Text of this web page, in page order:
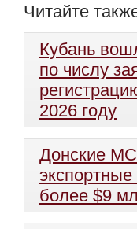
Читайте
Кубань
по числу
2026 году
Донские
более $9